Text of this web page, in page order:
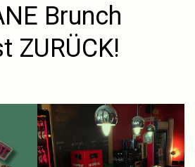
Brunch
ZURÜCK!